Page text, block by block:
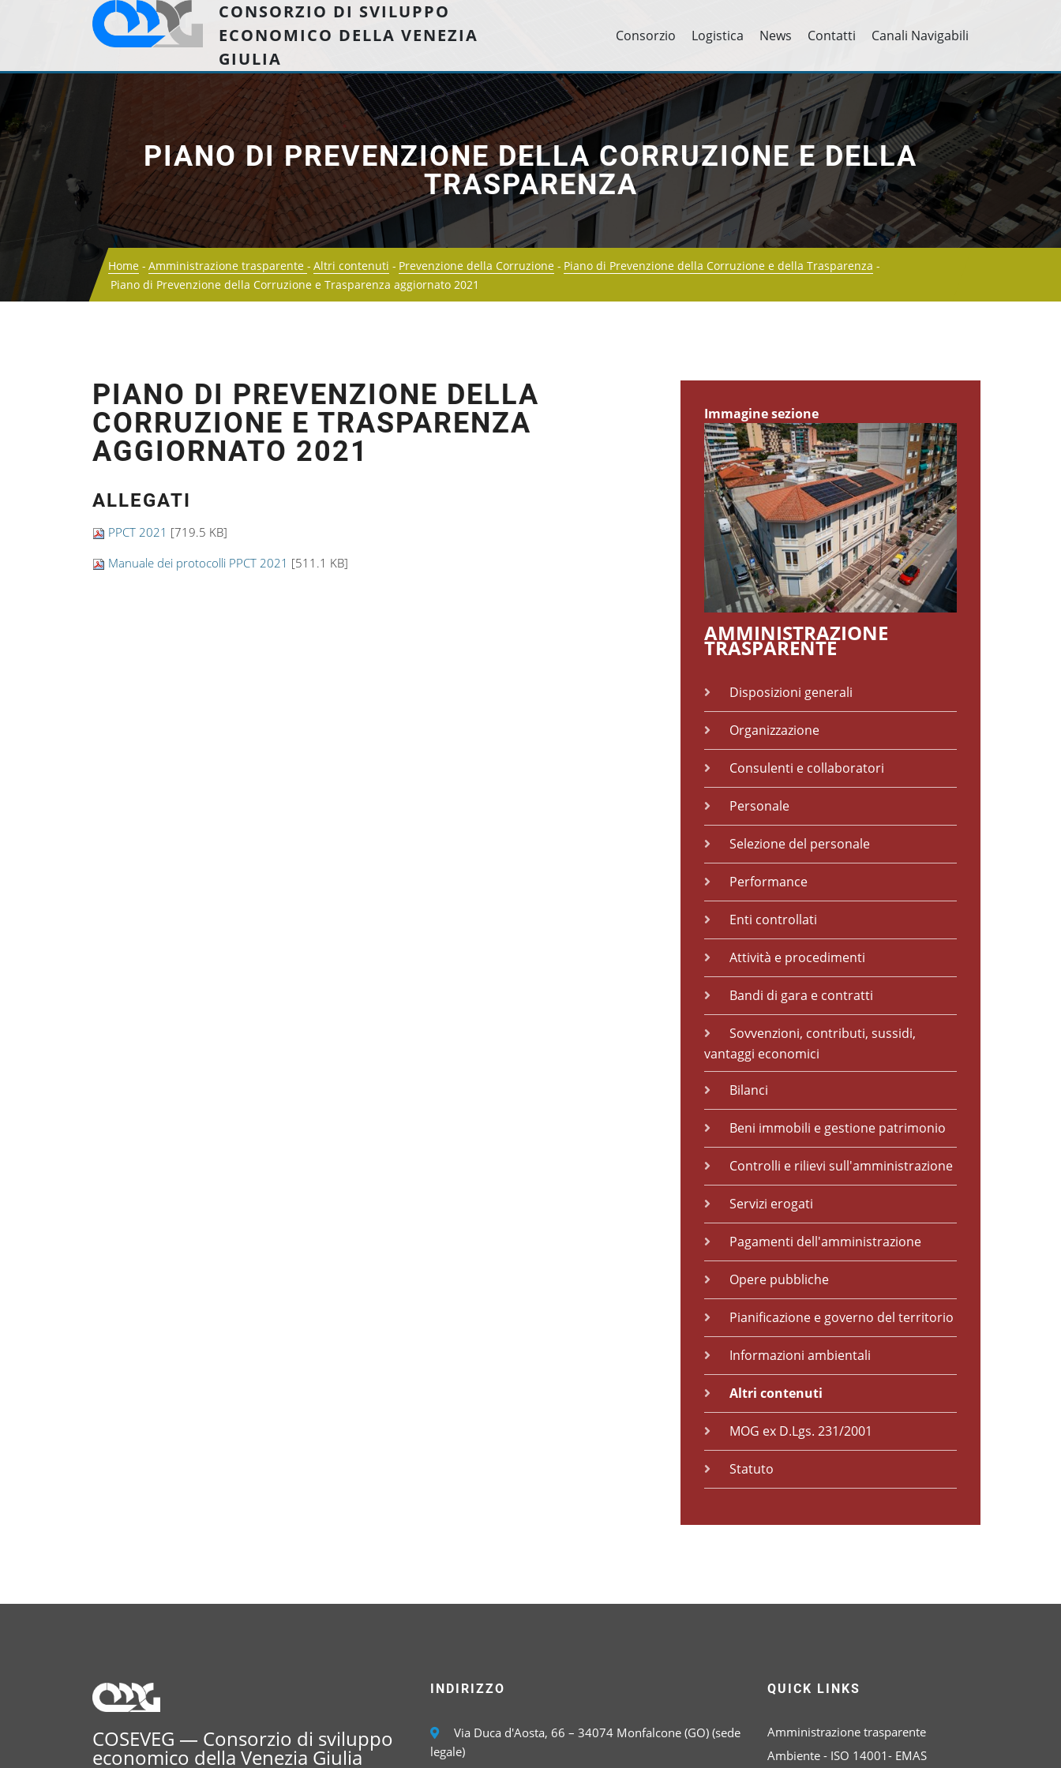
CONSORZIO DI SVILUPPO
ECONOMICO DELLA VENEZIA
GIULIA
Consorzio Logistica News Contatti Canali Navigabili
PIANO DI PREVENZIONE DELLA CORRUZIONE E DELLA
TRASPARENZA
Home Amministrazione trasparente Altri contenuti Prevenzione della Corruzione
Piano di Prevenzione della Corruzione e della Trasparenza
Piano di Prevenzione della Corruzione e Trasparenza aggiornato 2021
PIANO DI PREVENZIONE DELLA
CORRUZIONE E TRASPARENZA
AGGIORNATO 2021
ALLEGATI
PPCT 2021 [719.5 KB]
Manuale dei protocolli PPCT 2021 [511.1 KB]
Immagine sezione
AMMINISTRAZIONE
TRASPARENTE
Disposizioni generali
Organizzazione
Consulenti e collaboratori
Personale
Selezione del personale
Performance
Enti controllati
Attività e procedimenti
Bandi di gara e contratti
Sovvenzioni, contributi, sussidi,
vantaggi economici
Bilanci
Beni immobili e gestione patrimonio
Controlli e rilievi sull'amministrazione
Servizi erogati
Pagamenti dell'amministrazione
Opere pubbliche
Pianificazione e governo del territorio
Informazioni ambientali
Altri contenuti
MOG ex D.Lgs. 231/2001
Statuto
COSEVEG — Consorzio di sviluppo
economico della Venezia Giulia
INDIRIZZO
Via Duca d'Aosta, 66 – 34074 Monfalcone (GO) (sede
legale)
QUICK LINKS
Amministrazione trasparente
Ambiente - ISO 14001- EMAS